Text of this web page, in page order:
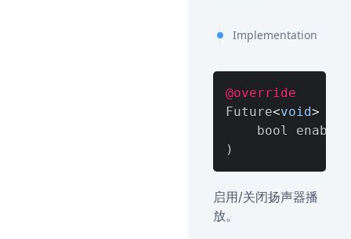
Implementation
@override
Future<void>
)
启用/关闭扬声器播
放。